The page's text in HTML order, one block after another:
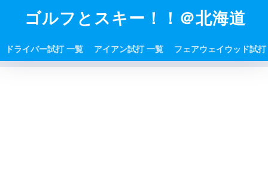
ゴルフとスキー！！＠北海道
ドライバー試打 一覧 アイアン試打 一覧 フェアウェイウッド試